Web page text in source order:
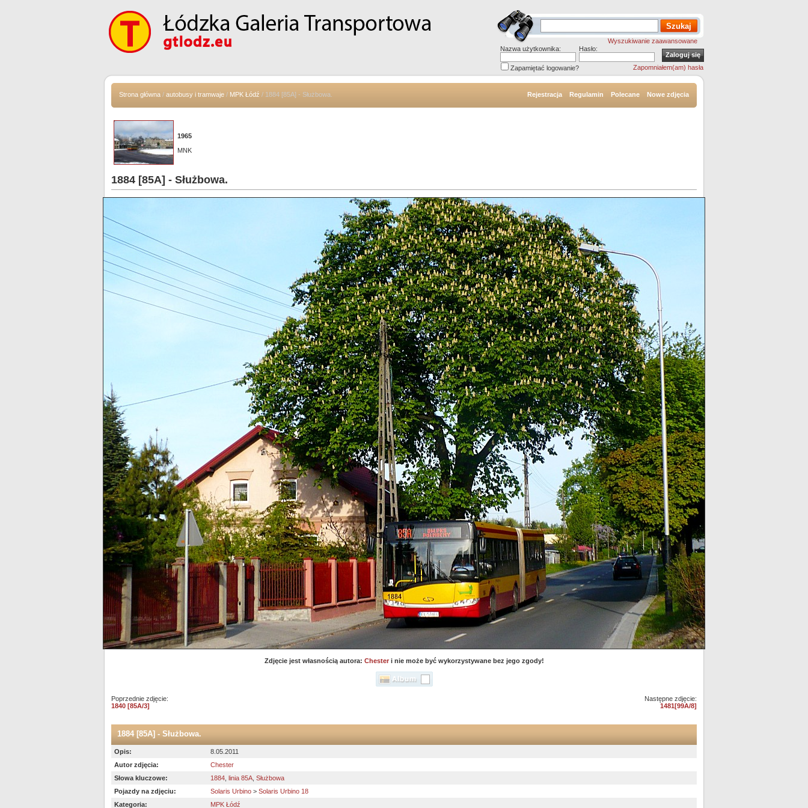
Wyszukiwanie zaawansowane
Nazwa użytkownika:
Hasło:
Zapamiętać logowanie? Zapomniałem(am) hasła
Strona główna / autobusy i tramwaje / MPK Łódź / 1884 [85A] - Służbowa. Rejestracja Regulamin Polecane Nowe zdjęcia
1965
MNK
1884 [85A] - Służbowa.
Zdjęcie jest własnością autora: Chesteri nie może być wykorzystywane bez jego zgody!
Poprzednie zdjęcie:
1840 [85A/3]
Następne zdjęcie:
1481[99A/8]
1884 [85A] - Służbowa.
Opis:
8.05.2011
Autor zdjęcia:
Chester
Słowa kluczowe:
1884 linia 85A Służbowa
Pojazdy na zdjęciu:
Solaris Urbino > Solaris Urbino 18
Kategoria:
MPK Łódź